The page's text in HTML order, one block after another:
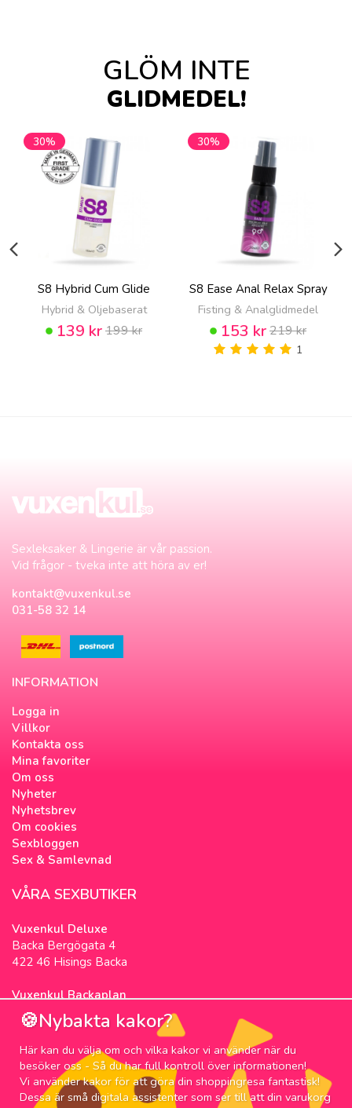
GLÖM INTE
GLIDMEDEL!
30%
S8 Hybrid Cum Glide
Hybrid & Oljebaserat
139 kr199 kr
30%
S8 Ease Anal Relax Spray
Fisting & Analglidmedel
153 kr219 kr
1
Sexleksaker & Lingerie är vår passion.
Vid frågor - tveka inte att höra av er!
kontakt@vuxenkul.se
031-58 32 14
INFORMATION
Logga in
Villkor
Kontakta oss
Mina favoriter
Om oss
Nyheter
Nyhetsbrev
Om cookies
Sexbloggen
Sex & Samlevnad
VÅRA SEXBUTIKER
Vuxenkul Deluxe
Backa Bergögata 4
422 46 Hisings Backa
Vuxenkul Backaplan
Färgfabriksgatan 3
417 05 Göteborg
NYHETSBREV
Prenumerera på nyhetsbrevet för våra bästa
🍪Nybakta kakor?
Här kan du välja om och vilka kakor vi använder när du
besöker oss - Så du har full kontroll över informationen!
Vi använder kakor för att göra din shoppingresa fantastisk!
Dessa är små digitala assistenter som ser till att din varukorg